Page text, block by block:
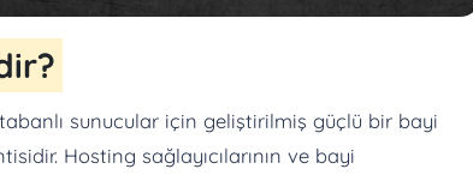
sunucular için geliştirilmiş güçlü bir bayi
Hosting sağlayıcılarının ve bayi